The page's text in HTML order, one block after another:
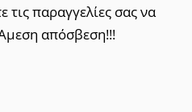
τις παραγγελίες σας να
απόσβεση!!!